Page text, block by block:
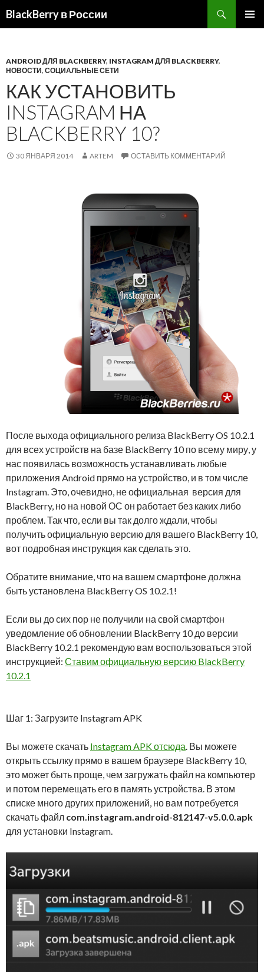
BlackBerry в России
ANDROID ДЛЯ BLACKBERRY, INSTAGRAM ДЛЯ BLACKBERRY,
НОВОСТИ, СОЦИАЛЬНЫЕ СЕТИ
КАК УСТАНОВИТЬ
INSTAGRAM НА
BLACKBERRY 10?
30 ЯНВАРЯ 2014 ARTEM ОСТАВИТЬ КОММЕНТАРИЙ
После выхода официального релиза BlackBerry OS 10.2.1
для всех устройств на базе BlackBerry 10 по всему миру, у
нас появилась возможность устанавливать любые
приложения Android прямо на устройство, и в том числе
Instagram. Это, очевидно, не официальная версия для
BlackBerry, но на новой ОС он работает без каких либо
проблем. Так что, если вы так долго ждали, чтобы
получить официальную версию для вашего BlackBerry 10,
вот подробная инструкция как сделать это.
Обратите внимание, что на вашем смартфоне должна
быть установлена BlackBerry OS 10.2.1!
Если вы до сих пор не получили на свой смартфон
уведомление об обновлении BlackBerry 10 до версии
BlackBerry 10.2.1 рекомендую вам воспользоваться этой
инструкцией: Ставим официальную версию BlackBerry
10.2.1
Шаг 1: Загрузите Instagram APK
Вы можете скачать Instagram APK отсюда. Вы можете
открыть ссылку прямо в вашем браузере BlackBerry 10,
это может быть проще, чем загружать файл на компьютер
и потом перемещать его в память устройства. В этом
списке много других приложений, но вам потребуется
скачать файл com.instagram.android-812147-v5.0.0.apk
для установки Instagram.